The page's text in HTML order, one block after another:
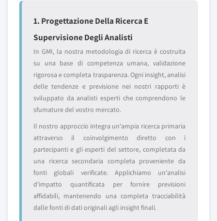
1. Progettazione Della Ricerca E
Supervisione Degli Analisti
In GMI, la nostra metodologia di ricerca è costruita
su una base di competenza umana, validazione
rigorosa e completa trasparenza. Ogni insight, analisi
delle tendenze e previsione nei nostri rapporti è
sviluppato da analisti esperti che comprendono le
sfumature del vostro mercato.
Il nostro approccio integra un'ampia ricerca primaria
attraverso il coinvolgimento diretto con i
partecipanti e gli esperti del settore, completata da
una ricerca secondaria completa proveniente da
fonti globali verificate. Applichiamo un'analisi
d'impatto quantificata per fornire previsioni
affidabili, mantenendo una completa tracciabilità
dalle fonti di dati originali agli insight finali.